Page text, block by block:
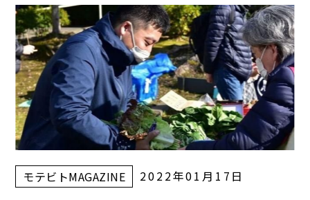
モテビトMAGAZINE 2022年01月17日